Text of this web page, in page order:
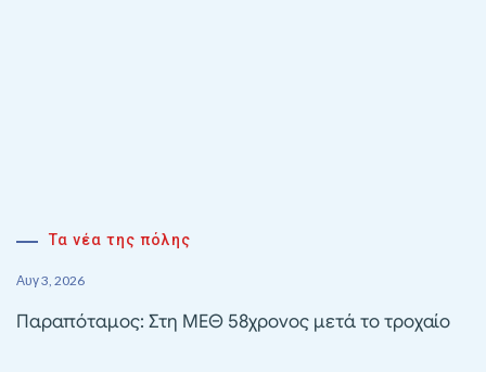
Τα νέα της πόλης
Αυγ 3, 2026
Παραπόταμος: Στη ΜΕΘ 58χρονος μετά το τροχαίο